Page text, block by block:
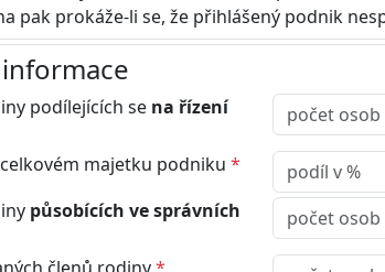
pak prokáže-li se, že přihlášený podnik
podílejících se na řízení
majetku podniku *
působících ve správních